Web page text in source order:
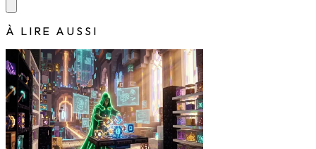
À LIRE AUSSI